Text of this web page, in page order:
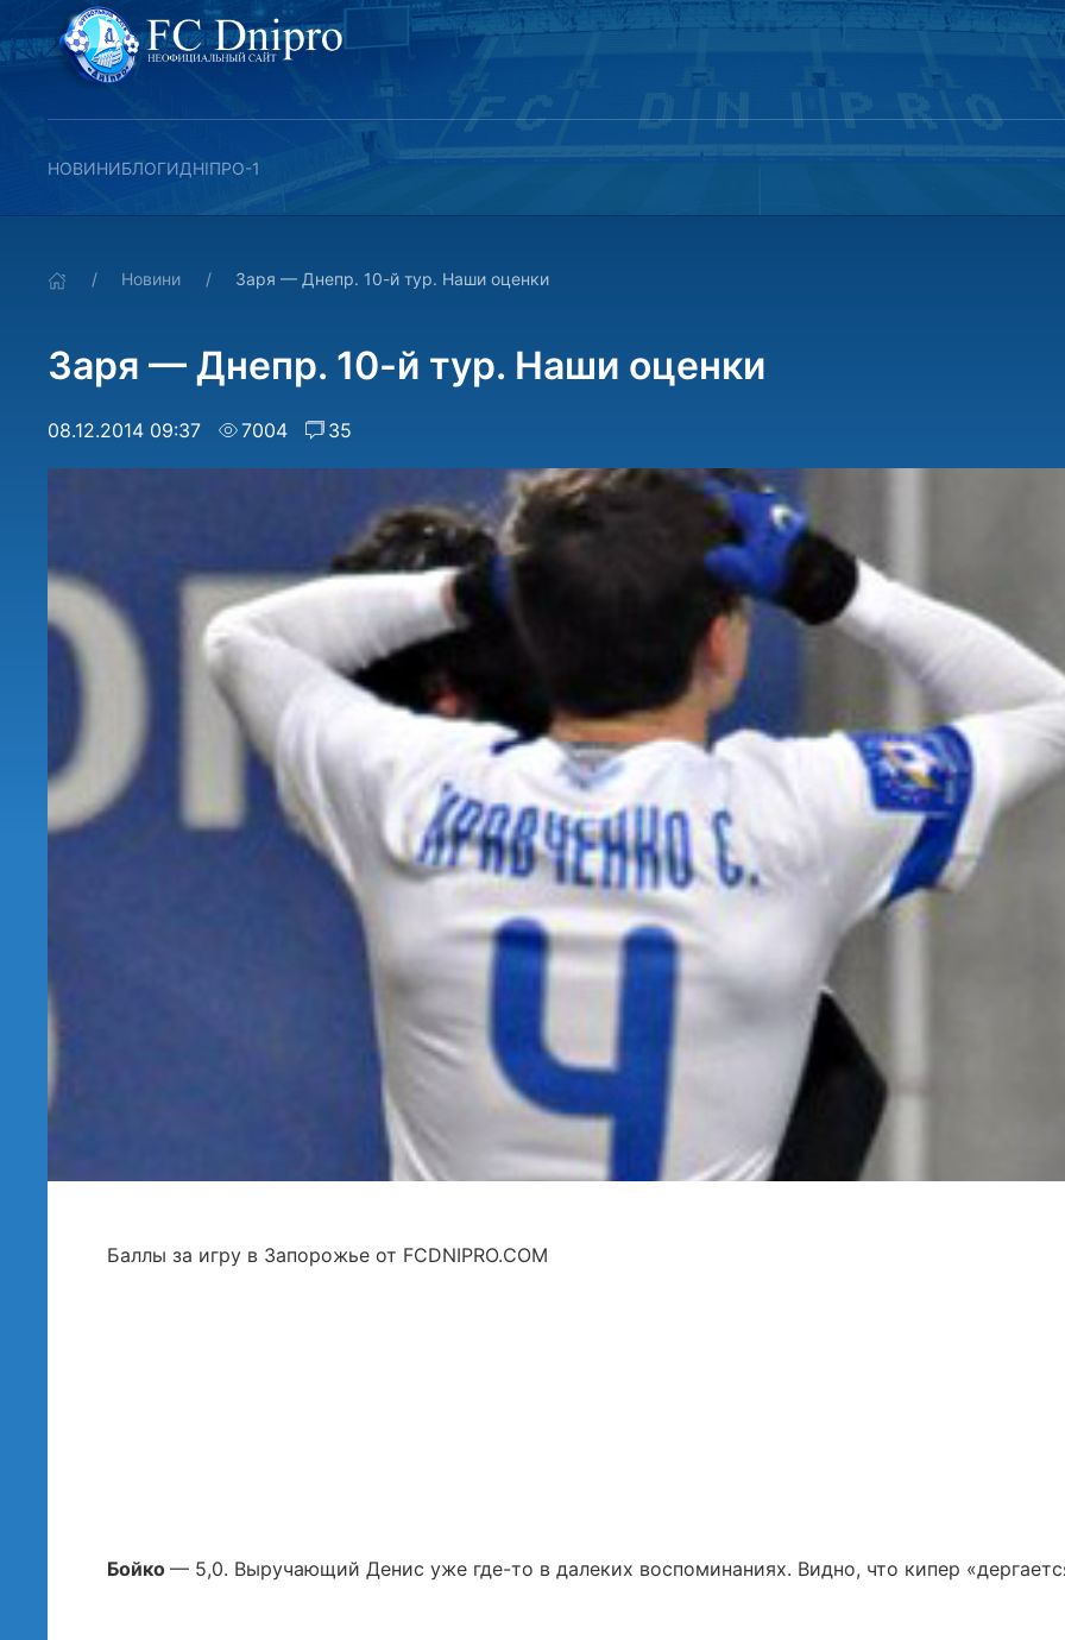
НОВИНИБЛОГИДНІПРО-1
Новини Заря — Днепр. 10-й тур. Наши оценки
Заря — Днепр. 10-й тур. Наши оценки
08.12.2014 09:37 7004 35
Баллы за игру в Запорожье от FCDNIPRO.COM
Бойко — 5,0. Выручающий Денис уже где-то в далеких воспоминаниях. Видно, что кипер